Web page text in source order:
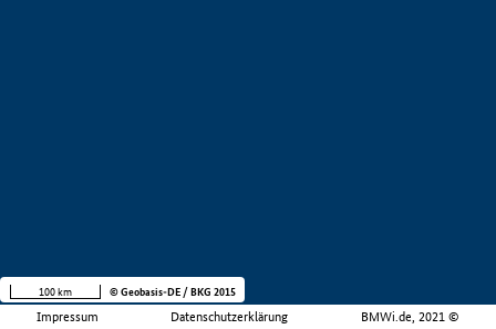
Impressum Datenschutzerklärung BMWi.de, 2021 ©
100 km © Geobasis-DE / BKG 2015